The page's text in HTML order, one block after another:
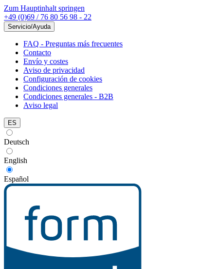
Zum Hauptinhalt springen
+49 (0)69 / 76 80 56 98 - 22
Servicio/Ayuda
FAQ - Preguntas más frecuentes
Contacto
Envío y costes
Aviso de privacidad
Configuración de cookies
Condiciones generales
Condiciones generales - B2B
Aviso legal
ES
Deutsch
English
Español